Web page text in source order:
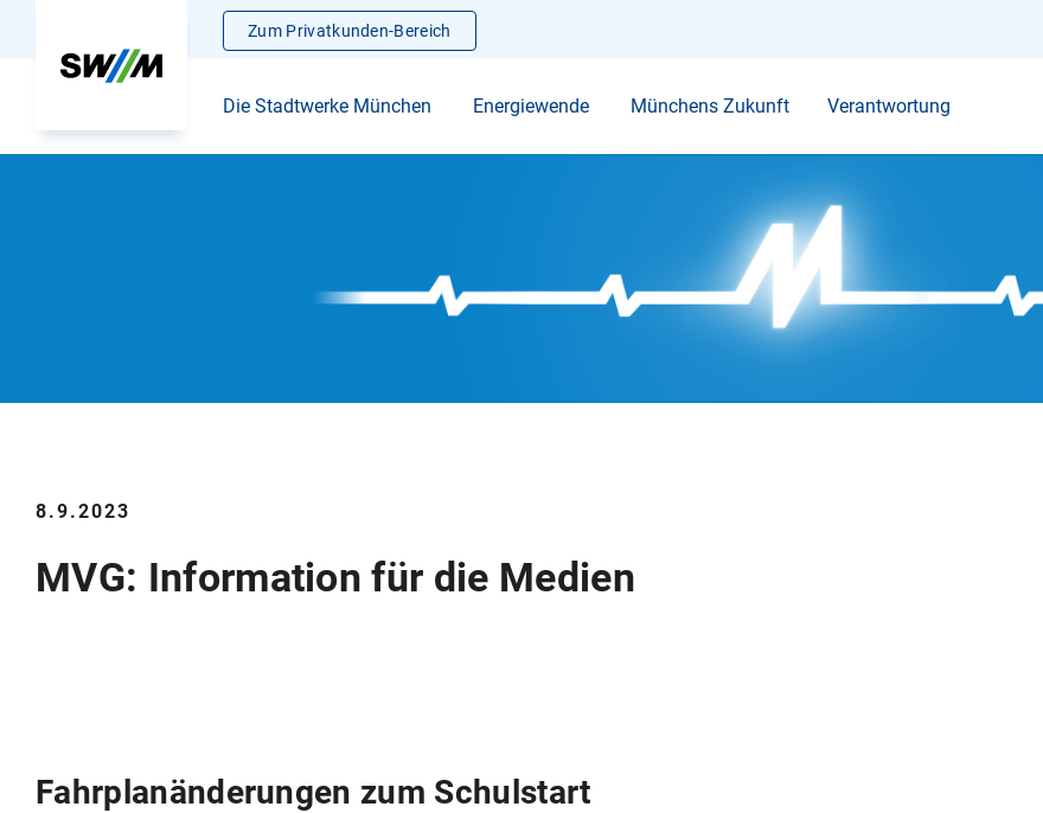
Zum Privatkunden-Bereich
Die Stadtwerke München Energiewende Münchens Zukunft Verantwortung
8.9.2023
MVG: Information für die Medien
Fahrplanänderungen zum Schulstart